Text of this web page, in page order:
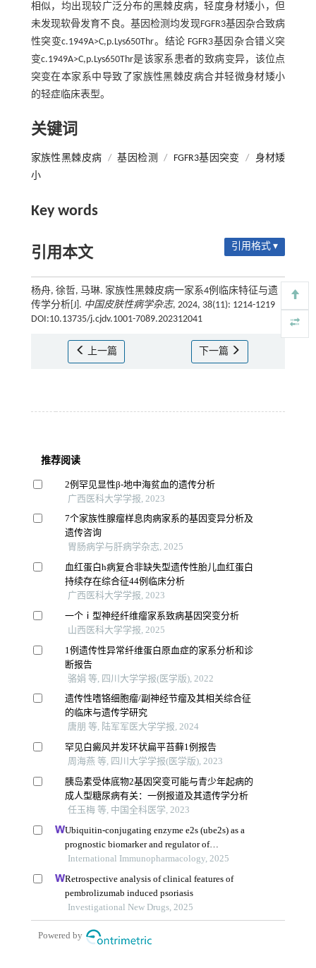
相似，均出现较广泛分布的黑棘皮病，轻度身材矮小，但
未发现软骨发育不良。基因检测均发现FGFR3基因杂合致病
性突变c.1949A>C,p.Lys650Thr。结论 FGFR3基因杂合错义突
变c.1949A>C,p.Lys650Thr是该家系患者的致病变异，该位点
突变在本家系中导致了家族性黑棘皮病合并轻微身材矮小
的轻症临床表型。
关键词
家族性黑棘皮病 / 基因检测 / FGFR3基因突变 /
身材矮
小
Key words
引用本文 引用格式 ▾
杨舟, 徐哲, 马琳. 家族性黑棘皮病一家系4例临床特征与遗
传学分析[J]. 中国皮肤性病学杂志, 2024, 38(11): 1214-1219
DOI:10.13735/j.cjdv.1001-7089.202312041
上一篇 下一篇